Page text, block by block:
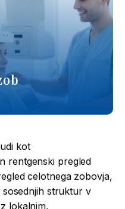
kot
rentgenski pregled
celotnega zobovja,
struktur v
lokalnim,